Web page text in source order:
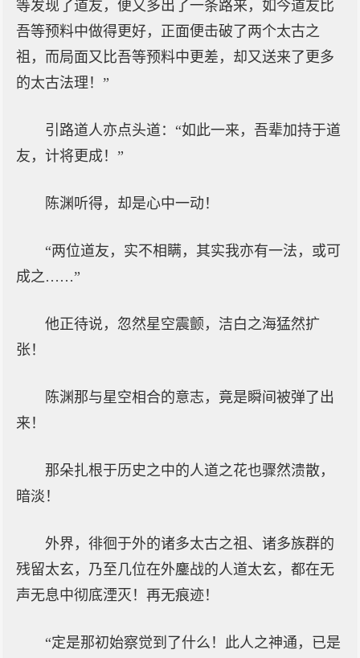
等发现了道友，便又多出了一条路来，如今道友比
吾等预料中做得更好，正面便击破了两个太古之
祖，而局面又比吾等预料中更差，却又送来了更多
的太古法理！”
引路道人亦点头道：“如此一来，吾辈加持于道
友，计将更成！”
陈渊听得，却是心中一动！
“两位道友，实不相瞒，其实我亦有一法，或可
成之……”
他正待说，忽然星空震颤，洁白之海猛然扩
张！
陈渊那与星空相合的意志，竟是瞬间被弹了出
来！
那朵扎根于历史之中的人道之花也骤然溃散，
暗淡！
外界，徘徊于外的诸多太古之祖、诸多族群的
残留太玄，乃至几位在外鏖战的人道太玄，都在无
声无息中彻底湮灭！再无痕迹！
“定是那初始察觉到了什么！此人之神通，已是